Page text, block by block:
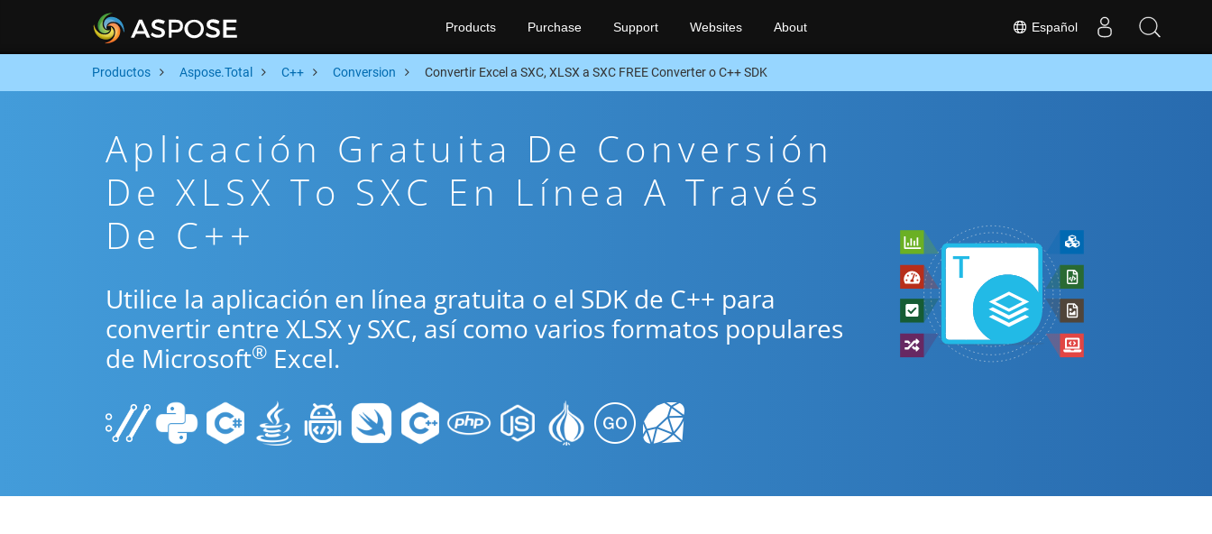
Español
Products Purchase Support Websites About
Productos Aspose.Total C++ Conversion Convertir Excel a SXC, XLSX a SXC FREE Converter o C++ SDK
Aplicación Gratuita De Conversión
De XLSX To SXC En Línea A Través
De C++
Utilice la aplicación en línea gratuita o el SDK de C++ para
convertir entre XLSX y SXC, así como varios formatos populares
de Microsoft® Excel.